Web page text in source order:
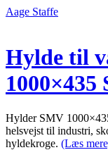
Aage Staffe
Hylde til
1000×435
Hylder SMV
helsvejst til industri,
hyldekroge. (Læs